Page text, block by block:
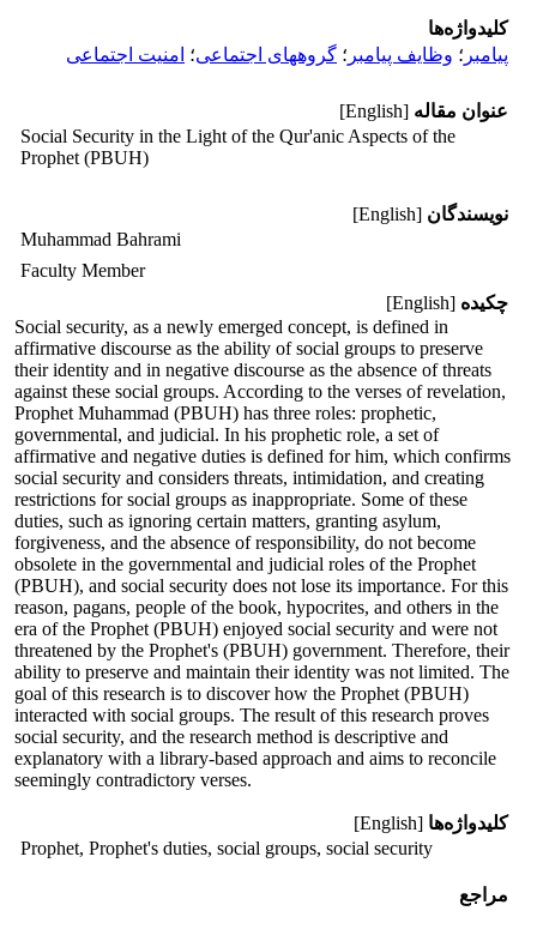
کلیدواژه‌ها
پیامبر ؛ وظایف پیامبر ؛ گروههای اجتماعی؛ امنیت اجتماعی
عنوان مقاله [English]
Social Security in the Light of the Qur'anic Aspects of the
Prophet (PBUH)
نویسندگان [English]
Muhammad Bahrami
Faculty Member
چکیده [English]
Social security, as a newly emerged concept, is defined in
affirmative discourse as the ability of social groups to preserve
their identity and in negative discourse as the absence of threats
against these social groups. According to the verses of revelation,
Prophet Muhammad (PBUH) has three roles: prophetic,
governmental, and judicial. In his prophetic role, a set of
affirmative and negative duties is defined for him, which confirms
social security and considers threats, intimidation, and creating
restrictions for social groups as inappropriate. Some of these
duties, such as ignoring certain matters, granting asylum,
forgiveness, and the absence of responsibility, do not become
obsolete in the governmental and judicial roles of the Prophet
(PBUH), and social security does not lose its importance. For this
reason, pagans, people of the book, hypocrites, and others in the
era of the Prophet (PBUH) enjoyed social security and were not
threatened by the Prophet's (PBUH) government. Therefore, their
ability to preserve and maintain their identity was not limited. The
goal of this research is to discover how the Prophet (PBUH)
interacted with social groups. The result of this research proves
social security, and the research method is descriptive and
explanatory with a library-based approach and aims to reconcile
seemingly contradictory verses.
کلیدواژه‌ها [English]
Prophet, Prophet's duties, social groups, social security
مراجع